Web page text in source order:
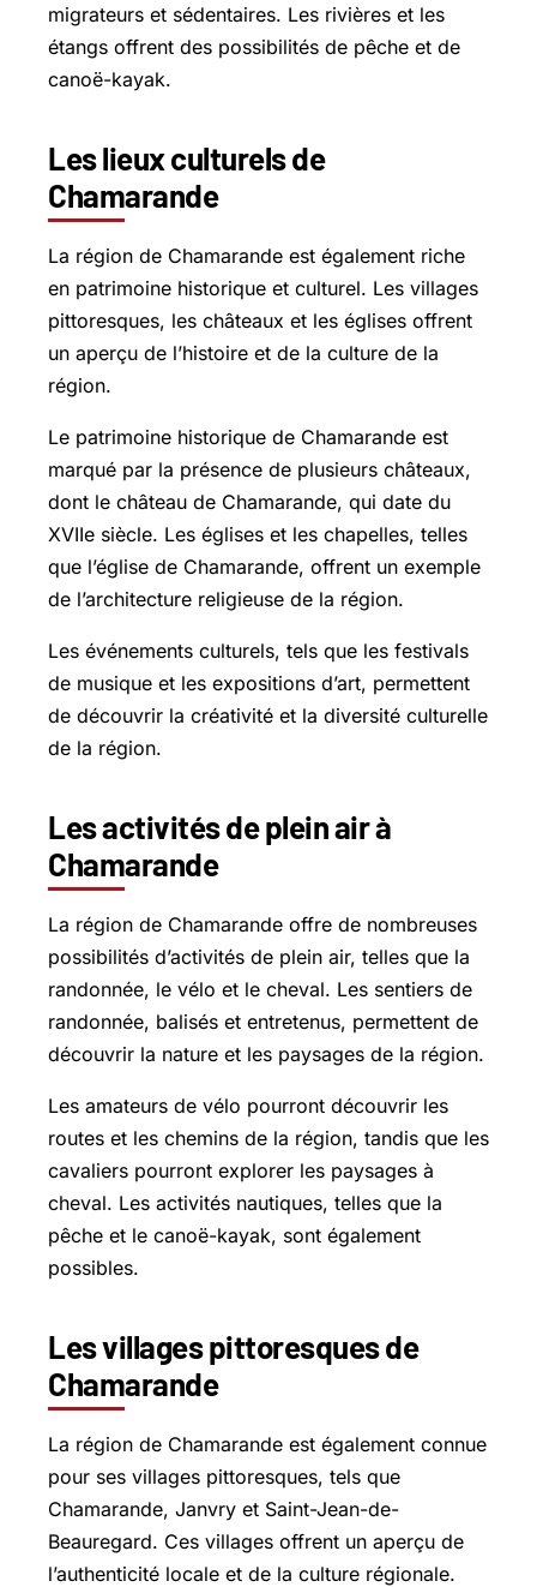
migrateurs et sédentaires. Les rivières et les
étangs offrent des possibilités de pêche et de
canoë-kayak.
Les lieux culturels de
Chamarande
La région de Chamarande est également riche
en patrimoine historique et culturel. Les villages
pittoresques, les châteaux et les églises offrent
un aperçu de l’histoire et de la culture de la
région.
Le patrimoine historique de Chamarande est
marqué par la présence de plusieurs châteaux,
dont le château de Chamarande, qui date du
XVIIe siècle. Les églises et les chapelles, telles
que l’église de Chamarande, offrent un exemple
de l’architecture religieuse de la région.
Les événements culturels, tels que les festivals
de musique et les expositions d’art, permettent
de découvrir la créativité et la diversité culturelle
de la région.
Les activités de plein air à
Chamarande
La région de Chamarande offre de nombreuses
possibilités d’activités de plein air, telles que la
randonnée, le vélo et le cheval. Les sentiers de
randonnée, balisés et entretenus, permettent de
découvrir la nature et les paysages de la région.
Les amateurs de vélo pourront découvrir les
routes et les chemins de la région, tandis que les
cavaliers pourront explorer les paysages à
cheval. Les activités nautiques, telles que la
pêche et le canoë-kayak, sont également
possibles.
Les villages pittoresques de
Chamarande
La région de Chamarande est également connue
pour ses villages pittoresques, tels que
Chamarande, Janvry et Saint-Jean-de-
Beauregard. Ces villages offrent un aperçu de
l’authenticité locale et de la culture régionale.